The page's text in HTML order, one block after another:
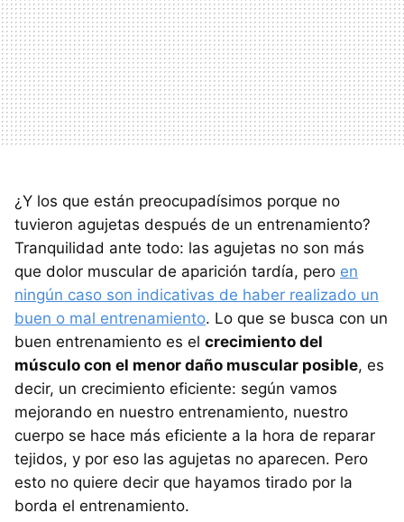
¿Y los que están preocupadísimos porque no
tuvieron agujetas después de un entrenamiento?
Tranquilidad ante todo: las agujetas no son más
que dolor muscular de aparición tardía, pero en
ningún caso son indicativas de haber realizado un
buen o mal entrenamiento. Lo que se busca con un
buen entrenamiento es el crecimiento del
músculo con el menor daño muscular posible, es
decir, un crecimiento eficiente: según vamos
mejorando en nuestro entrenamiento, nuestro
cuerpo se hace más eficiente a la hora de reparar
tejidos, y por eso las agujetas no aparecen. Pero
esto no quiere decir que hayamos tirado por la
borda el entrenamiento.